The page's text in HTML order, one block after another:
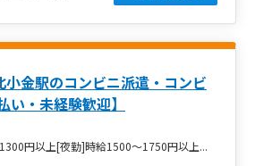
小金駅のコンビニ派遣・コンビ
い・未経験歓迎】
円以上[夜勤]時給1500～1750円以上...